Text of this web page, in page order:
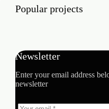
Popular projects
Newsletter
Enter your email address
newsletter